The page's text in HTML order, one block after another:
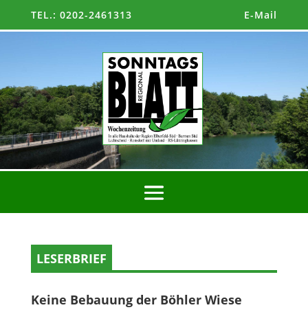
TEL.: 0202-2461313 E-Mail
LESERBRIEF
Keine Bebauung der Böhler Wiese